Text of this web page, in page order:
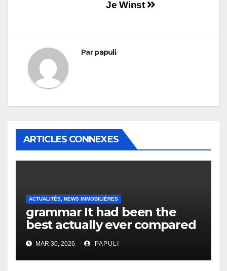
Je Winst
Parpapuli
ARTICLES CONNEXES
ACTUALITÉS, NEWS IMMOBILIÈRES
grammar It had been the
best actually ever compared
to it’s the top actually?
English Vocabulary Learners
Heap Change
MAR 30, 2026 PAPULI